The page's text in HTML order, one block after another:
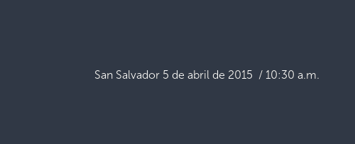
San Salvador 5 de abril de 2015 / 10:30 a.m.